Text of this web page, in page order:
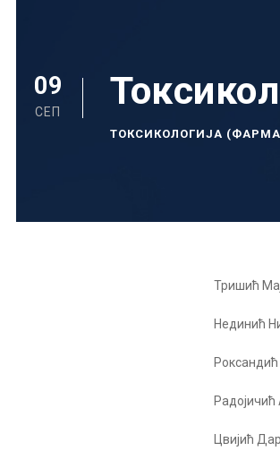
09
СЕП
ТОКСИКОЛОГИЈА
Тришић
Нединић
Радојичић
Цвијић